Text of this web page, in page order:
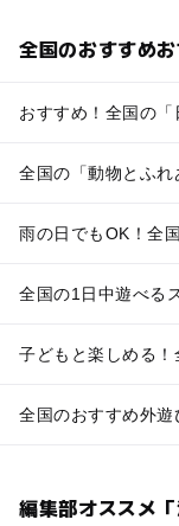
全国のおすすめ
おすすめ！全国の「
全国の「動物とふれ
雨の日でもOK！全
全国の1日中遊べる
子どもと楽しめる！
全国のおすすめ外遊
編集部オススメ「